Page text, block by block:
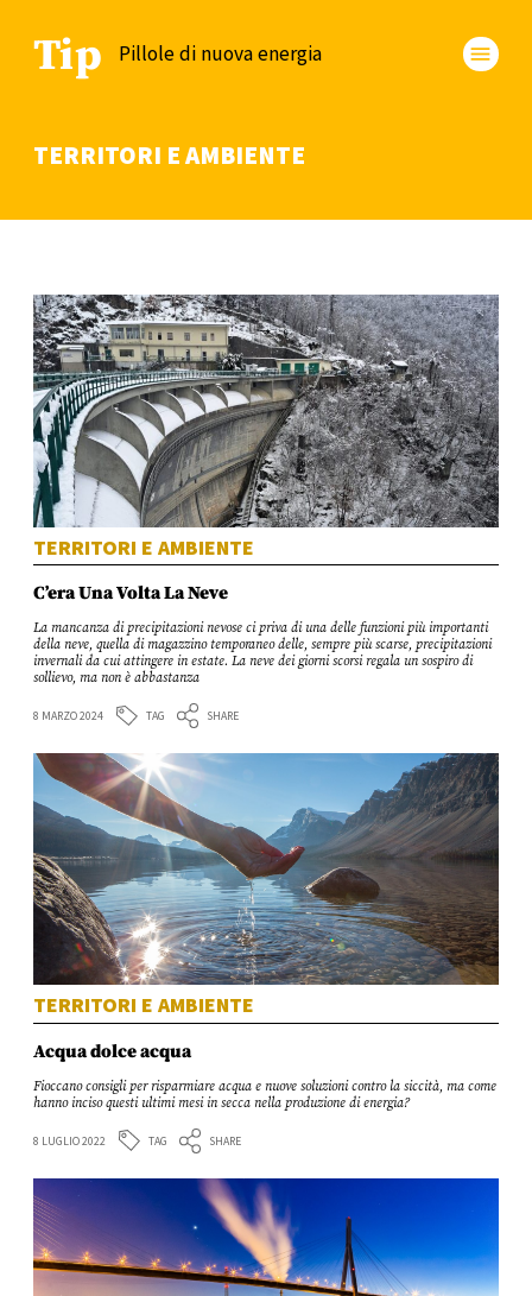
Tip Pillole di nuova energia menu
TERRITORI E AMBIENTE
TERRITORI E AMBIENTE
C’era Una Volta La Neve
La mancanza di precipitazioni nevose ci priva di una delle funzioni più importanti
della neve, quella di magazzino temporaneo delle, sempre più scarse, precipitazioni
invernali da cui attingere in estate. La neve dei giorni scorsi regala un sospiro di
sollievo, ma non è abbastanza
8 MARZO 2024 TAG SHARE
TERRITORI E AMBIENTE
Acqua dolce acqua
Fioccano consigli per risparmiare acqua e nuove soluzioni contro la siccità, ma come
hanno inciso questi ultimi mesi in secca nella produzione di energia?
8 LUGLIO 2022 TAG SHARE